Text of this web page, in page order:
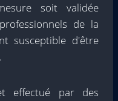
soit validée
de la
susceptible d'être
effectué par des